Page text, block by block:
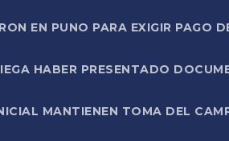
EN PUNO PARA EXIGIR PAGO
HABER PRESENTADO
MANTIENEN TOMA DEL